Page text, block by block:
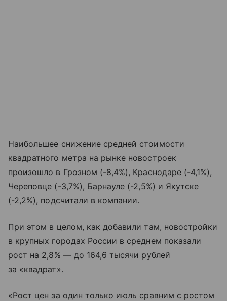
Наибольшее снижение средней стоимости
квадратного метра на рынке новостроек
произошло в Грозном (-8,4%), Краснодаре (-4,1%),
Череповце (-3,7%), Барнауле (-2,5%) и Якутске
(-2,2%), подсчитали в компании.
При этом в целом, как добавили там, новостройки
в крупных городах России в среднем показали
рост на 2,8% — до 164,6 тысячи рублей
за «квадрат».
«Рост цен за один только июль сравним с ростом